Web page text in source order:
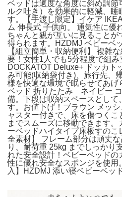
ベッドは適度な角度に斜め調節
ルク吐き）を効果的に軽減、睡
す。【手渡し限定】イケア
ム 伸長式 子供向。 通気性に優
ちゃんと親が互いに見ること
得られます。HZDMJ ベビーベ
【組立簡単・収納便利】 複雑
要！女性1人でも5分程度で組み
DOCKATOT Deluxe+ ドッカト
み可能(収納袋付き)、旅行先、
様を快適な環境で眠らせてあげ
ベッド 折りたたみ ネイビー
備。下段は収納スペースとして
す。お値下げ！ブラウン メッ
ャスター付きで、床を傷つく
までスムーズに移動できます
ーベッドハイタイプ床板すの
全素材】 フレーム部分は頑丈
り、耐荷重 25kg までしっかり
れた安全設計！ベビーベッド
性に優れ安全なスポンジを使用
入】HZDMJ 添い寝ベビーベッ